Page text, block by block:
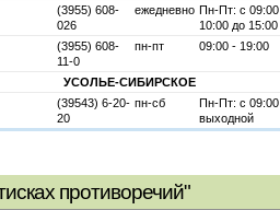
(3955) 608-
026
ежедневно Пн-Пт: с
10:00 до 15:00
(3955) 608-
11-0
пн-пт 09:00 - 19:00
УСОЛЬЕ-CИБИРСКОЕ
(39543) 6-20-
20
пн-сб
Пн-Пт: с
выходной
противоречий"